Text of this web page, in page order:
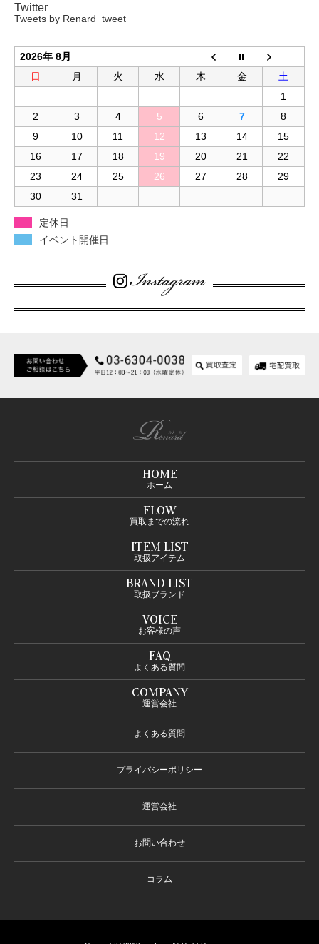
Twitter
Tweets by Renard_tweet
2026年 8月
日
月 火 水 木 金
土
1
2
3 4 5 6 7
8
9
10 11 12 13 14
15
16
17 18 19 20 21
22
23
24 25 26 27 28
29
30
31
定休日
イベント開催日
HOME
ホーム
FLOW
買取までの流れ
ITEM LIST
取扱アイテム
BRAND LIST
取扱ブランド
VOICE
お客様の声
FAQ
よくある質問
COMPANY
運営会社
よくある質問
プライバシーポリシー
運営会社
お問い合わせ
コラム